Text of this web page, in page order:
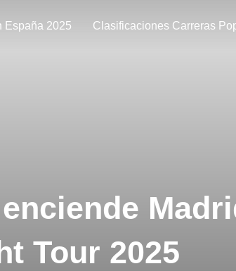
España 2025 Clasificaciones Carreras
Tour 2025